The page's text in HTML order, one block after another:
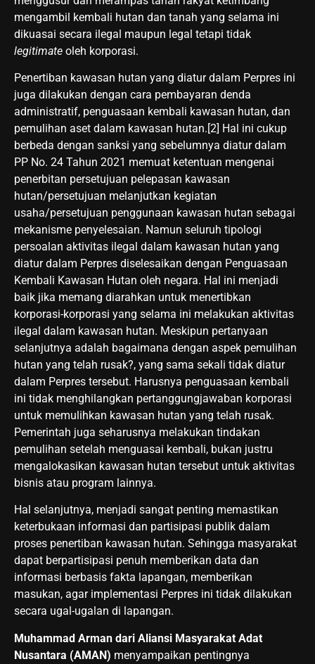
mengambil kembali hutan dan tanah yang selama ini
dikuasai secara ilegal maupun legal tetapi tidak
legitimate oleh korporasi.
Penertiban kawasan hutan yang diatur dalam Perpres ini
juga dilakukan dengan cara pembayaran denda
administratif, penguasaan kembali kawasan hutan, dan
pemulihan aset dalam kawasan hutan.[2] Hal ini cukup
berbeda dengan sanksi yang sebelumnya diatur dalam
PP No. 24 Tahun 2021 memuat ketentuan mengenai
penerbitan persetujuan pelepasan kawasan
hutan/persetujuan melanjutkan kegiatan
usaha/persetujuan penggunaan kawasan hutan sebagai
mekanisme penyelesaian. Namun seluruh tipologi
persoalan aktivitas ilegal dalam kawasan hutan yang
diatur dalam Perpres diselesaikan dengan Penguasaan
Kembali Kawasan Hutan oleh negara. Hal ini menjadi
baik jika memang diarahkan untuk menertibkan
korporasi-korporasi yang selama ini melakukan aktivitas
ilegal dalam kawasan hutan. Meskipun pertanyaan
selanjutnya adalah bagaimana dengan aspek pemulihan
hutan yang telah rusak?, yang sama sekali tidak diatur
dalam Perpres tersebut. Harusnya penguasaan kembali
ini tidak menghilangkan pertanggungjawaban korporasi
untuk memulihkan kawasan hutan yang telah rusak.
Pemerintah juga seharusnya melakukan tindakan
pemulihan setelah menguasai kembali, bukan justru
mengalokasikan kawasan hutan tersebut untuk aktivitas
bisnis atau program lainnya.
Hal selanjutnya, menjadi sangat penting memastikan
keterbukaan informasi dan partisipasi publik dalam
proses penertiban kawasan hutan. Sehingga masyarakat
dapat berpartisipasi penuh memberikan data dan
informasi berbasis fakta lapangan, memberikan
masukan, agar implementasi Perpres ini tidak dilakukan
secara ugal-ugalan di lapangan.
Muhammad Arman dari Aliansi Masyarakat Adat
Nusantara (AMAN) menyampaikan pentingnya